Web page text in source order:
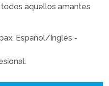
aquellos amantes
Español/Inglés -